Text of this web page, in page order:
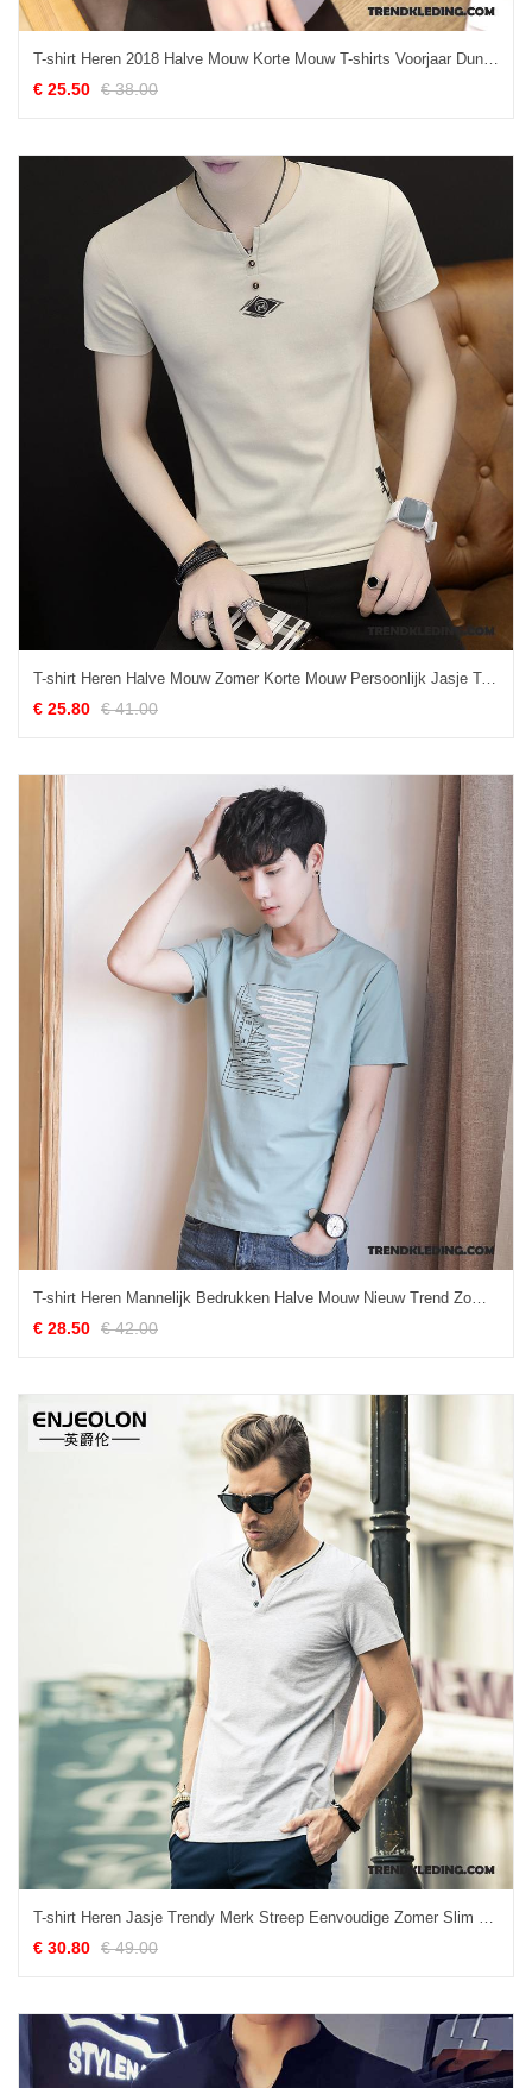
T-shirt Heren 2018 Halve Mouw Korte Mouw T-shirts Voorjaar Dunne Zwart
€ 25.50 € 38.00
T-shirt Heren Halve Mouw Zomer Korte Mouw Persoonlijk Jasje T-shirts Grijs
€ 25.80 € 41.00
T-shirt Heren Mannelijk Bedrukken Halve Mouw Nieuw Trend Zomer Blauw
€ 28.50 € 42.00
T-shirt Heren Jasje Trendy Merk Streep Eenvoudige Zomer Slim Fit Grijs
€ 30.80 € 49.00